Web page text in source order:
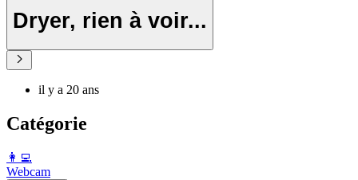
Dryer, rien à voir...
il y a 20 ans
Catégorie
️👩‍💻️
Webcam